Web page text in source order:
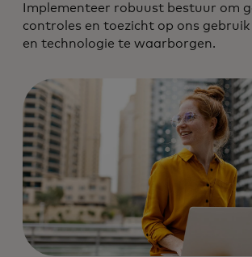
Implementeer robuust bestuur om
controles en toezicht op ons gebruik
en technologie te waarborgen.